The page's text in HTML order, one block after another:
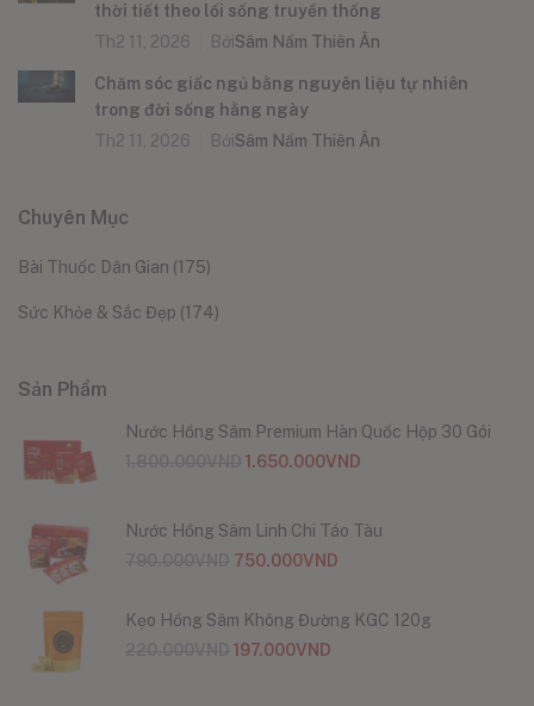
thời tiết theo lối sống truyền thống
Th2 11, 2026
BởiSâm Nấm Thiên Ân
Chăm sóc giấc ngủ bằng nguyên liệu tự nhiên
trong đời sống hằng ngày
Th2 11, 2026
BởiSâm Nấm Thiên Ân
Chuyên Mục
Bài Thuốc Dân Gian (175)
Sức Khỏe & Sắc Đẹp (174)
Sản Phẩm
Nước Hồng Sâm Premium Hàn Quốc Hộp 30 Gói
1.650.000VND
Nước Hồng Sâm Linh Chi Táo Tàu
750.000VND
Kẹo Hồng Sâm Không Đường KGC 120g
197.000VND